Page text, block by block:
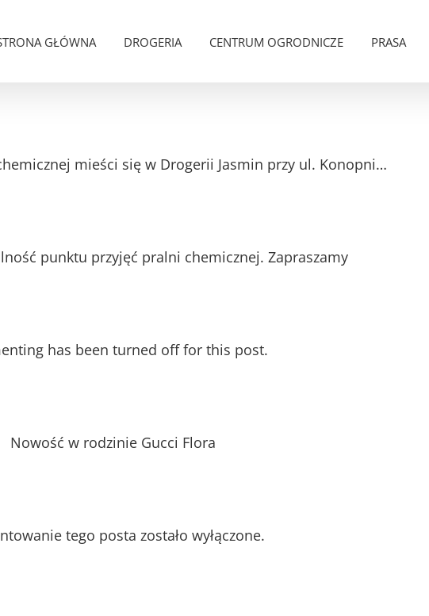
GŁÓWNA DROGERIA CENTRUM OGRODNICZE PRASA
mieści się w Drogerii Jasmin przy ul. Konopni…
punktu przyjęć pralni chemicznej. Zapraszamy
has been turned off for this post.
Nowość w rodzinie Gucci Flora
tego posta zostało wyłączone.